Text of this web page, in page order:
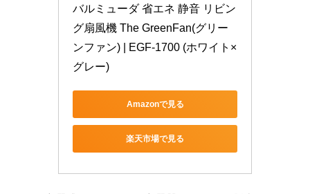
バルミューダ 省エネ 静音 リビン
グ扇風機 The GreenFan(グリー
ンファン) | EGF-1700 (ホワイト×
グレー)
Amazonで見る
楽天市場で見る